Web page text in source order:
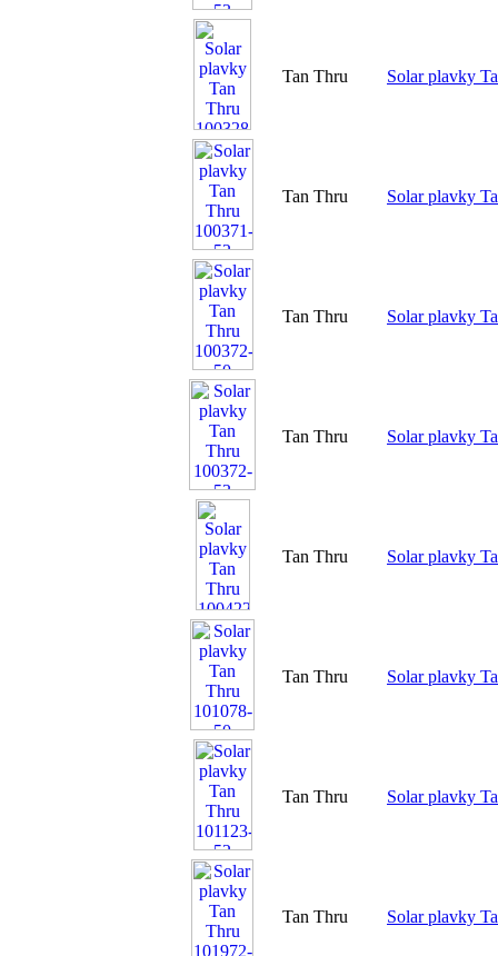
Tan Thru Solar plavky
Tan Thru Solar plavky
Tan Thru Solar plavky
Tan Thru Solar plavky
Tan Thru Solar plavky
Tan Thru Solar plavky
Tan Thru Solar plavky
Tan Thru Solar plavky